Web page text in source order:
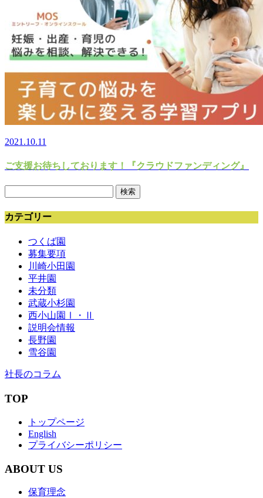
2021.10.11
ご支援お待ちしております！『クラウドファンディング』
カテゴリー
つくば園
募集要項
川崎小田園
平井園
未分類
武蔵小杉園
西小山園Ⅰ・Ⅱ
説明会情報
長野園
雪谷園
社長のコラム
TOP
トップページ
English
プライバシーポリシー
ABOUT US
保育理念